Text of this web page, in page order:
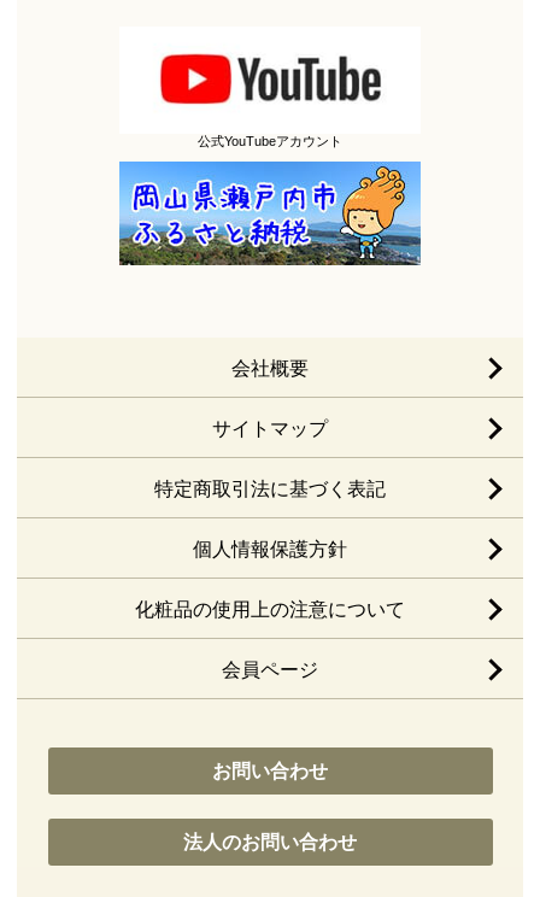
公式YouTubeアカウント
会社概要
サイトマップ
特定商取引法に基づく表記
個人情報保護方針
化粧品の使用上の注意について
会員ページ
お問い合わせ
法人のお問い合わせ